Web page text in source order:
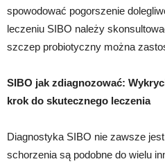
spowodować pogorszenie
leczeniu SIBO należy
szczep probiotyczny można
SIBO jak zdiagnozować:
krok do skutecznego leczenia
Diagnostyka SIBO nie zawsze
schorzenia są podobne do wielu